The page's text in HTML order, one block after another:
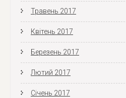
Травень 2017
Квітень 2017
Березень 2017
Лютий 2017
Січень 2017